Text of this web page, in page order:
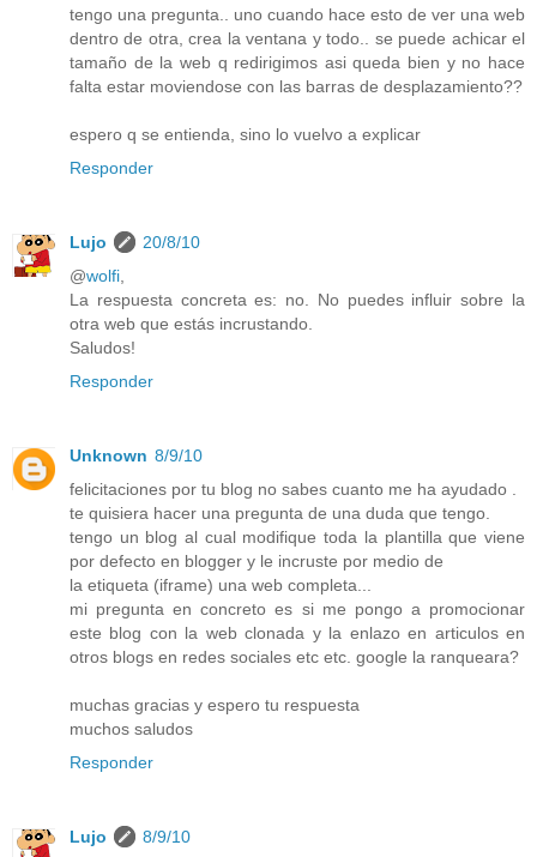
tengo una pregunta.. uno cuando hace esto de ver una web
dentro de otra, crea la ventana y todo.. se puede achicar el
tamaño de la web q redirigimos asi queda bien y no hace
falta estar moviendose con las barras de desplazamiento??
espero q se entienda, sino lo vuelvo a explicar
Responder
Lujo
20/8/10
@wolfi,
La respuesta concreta es: no. No puedes influir sobre la
otra web que estás incrustando.
Saludos!
Responder
Unknown 8/9/10
felicitaciones por tu blog no sabes cuanto me ha ayudado .
te quisiera hacer una pregunta de una duda que tengo.
tengo un blog al cual modifique toda la plantilla que viene
por defecto en blogger y le incruste por medio de
la etiqueta (iframe) una web completa...
mi pregunta en concreto es si me pongo a promocionar
este blog con la web clonada y la enlazo en articulos en
otros blogs en redes sociales etc etc. google la ranqueara?
muchas gracias y espero tu respuesta
muchos saludos
Responder
Lujo
8/9/10